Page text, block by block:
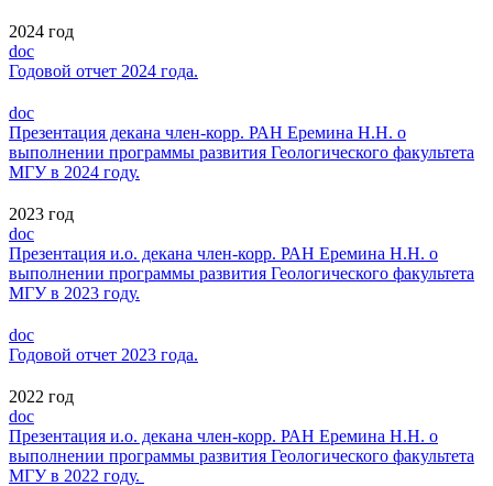
2024 год
doc
Годовой отчет 2024 года.
doc
Презентация декана член-корр. РАН Еремина Н.Н. о
выполнении программы развития Геологического факультета
МГУ в 2024 году.
2023 год
doc
Презентация и.о. декана член-корр. РАН Еремина Н.Н. о
выполнении программы развития Геологического факультета
МГУ в 2023 году.
doc
Годовой отчет 2023 года.
2022 год
doc
Презентация и.о. декана член-корр. РАН Еремина Н.Н. о
выполнении программы развития Геологического факультета
МГУ в 2022 году.